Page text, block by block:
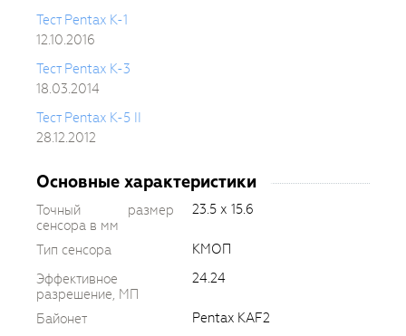
Тест Pentax K-1
12.10.2016
Тест Pentax K-3
18.03.2014
Тест Pentax K-5 II
28.12.2012
Основные характеристики
Точный размер
сенсора в мм
23.5 х 15.6
Тип сенсора
КМОП
Эффективное
разрешение, МП
24.24
Байонет
Pentax KAF2